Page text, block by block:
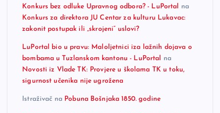
Konkurs bez odluke Upravnog odbora? - LuPortal
na
Konkurs za direktora JU Centar za kulturu Lukavac:
zakonit postupak ili „skrojeni“ uslovi?
LuPortal bio u pravu: Maloljetnici iza lažnih dojava o
bombama u Tuzlanskom kantonu - LuPortal
na
Novosti iz Vlade TK: Provjere u školama TK u toku,
sigurnost učenika nije ugrožena
Istraživač na Pobuna Bošnjaka 1850. godine